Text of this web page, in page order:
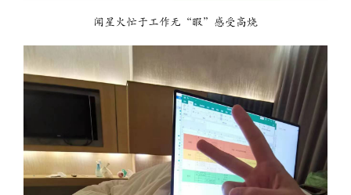
闻星火忙于工作无“暇”感受高烧